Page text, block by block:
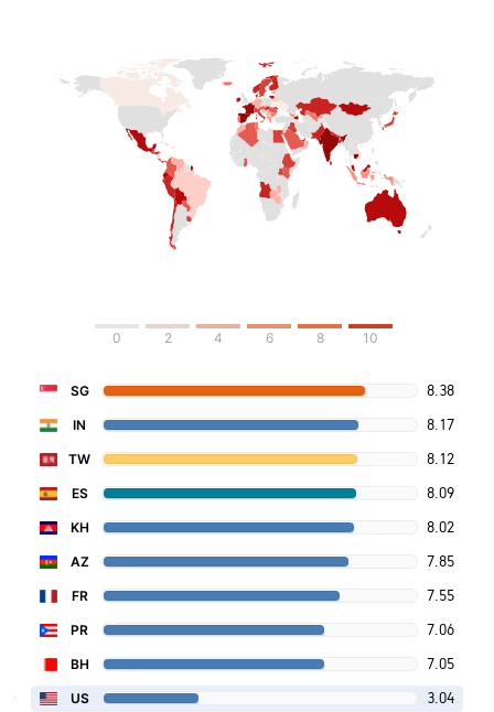
0 2 4 6 8 10
SG 8.38
IN 8.17
TW 8.12
ES 8.09
KH 8.02
AZ 7.85
FR 7.55
PR 7.06
BH 7.05
US 3.04